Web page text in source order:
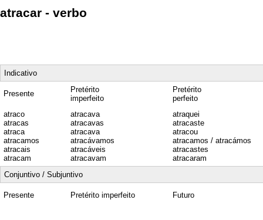
atracar - verbo
Indicativo
Presente
Pretérito
imperfeito
Pretérito
perfeito
atraco
atracas
atraca
atracamos
atracais
atracam
atracava
atracavas
atracava
atracávamos
atracáveis
atracavam
atraquei
atracaste
atracou
atracamos / atracámos
atracastes
atracaram
Conjuntivo / Subjuntivo
Presente Pretérito imperfeito Futuro